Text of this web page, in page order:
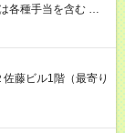
各種手当を含む ◇毎
入客人数などに応
トは6ヶ月に一度引
月より適応、入社
用担当へお問い合
藤ビル1階（最寄り